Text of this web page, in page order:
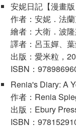
安妮日記【漫畫
作者：安妮．法蘭
繪者：大衛．波
譯者：呂玉嬋、
出版：愛米粒，
ISBN：
Renia's Diary: A
作者：Renia
出版：Ebury
ISBN：